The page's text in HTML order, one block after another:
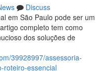
Discuss
em São Paulo pode ser um
completo tem como
dos soluções de
39928997/assessoria-
roteiro-essencial